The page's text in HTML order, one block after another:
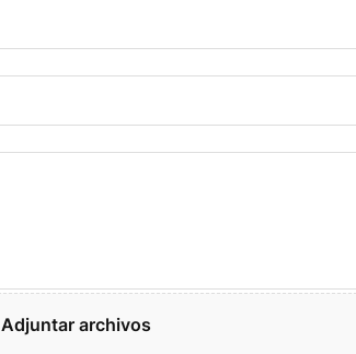
Adjuntar archivos